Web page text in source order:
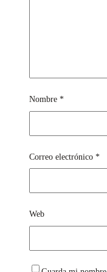
Nombre *
Correo electrónico *
Web